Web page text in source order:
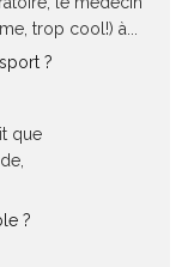
trop cool!) à...
?
que
?